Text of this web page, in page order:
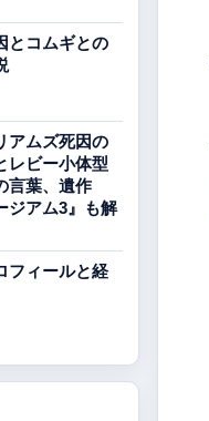
とコムギとの
アムズ死因の
レビー小体型
言葉、遺作
ジアム3』も解
フィールと経